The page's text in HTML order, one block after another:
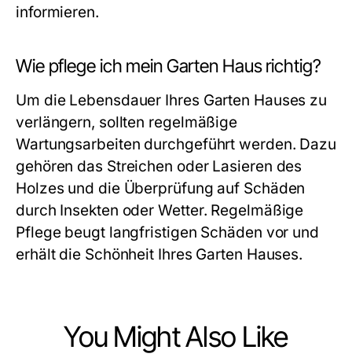
informieren.
Wie pflege ich mein Garten Haus richtig?
Um die Lebensdauer Ihres Garten Hauses zu
verlängern, sollten regelmäßige
Wartungsarbeiten durchgeführt werden. Dazu
gehören das Streichen oder Lasieren des
Holzes und die Überprüfung auf Schäden
durch Insekten oder Wetter. Regelmäßige
Pflege beugt langfristigen Schäden vor und
erhält die Schönheit Ihres Garten Hauses.
You Might Also Like